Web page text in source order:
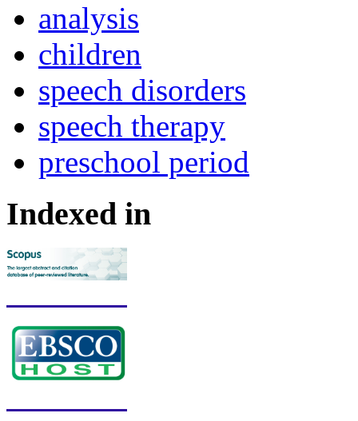
analysis
children
speech disorders
speech therapy
preschool period
Indexed in